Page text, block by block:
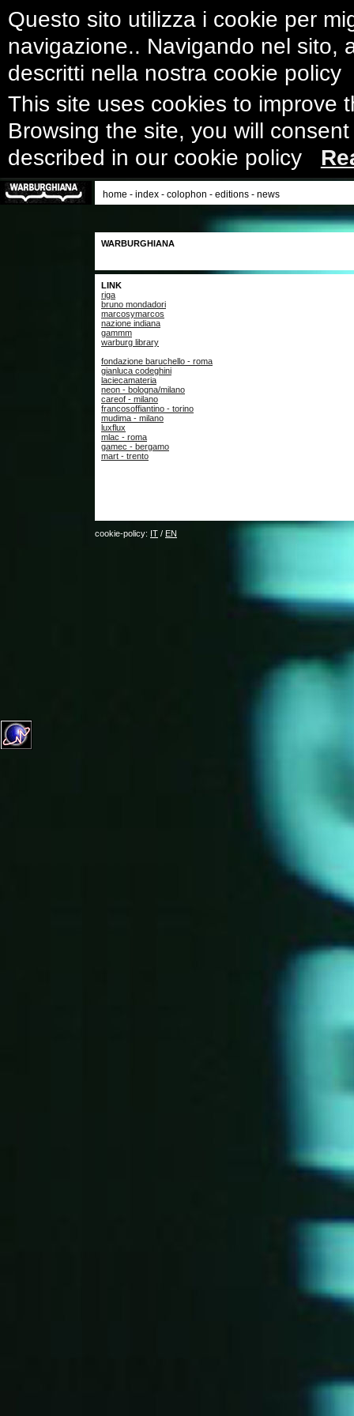
Questo sito utilizza i cookie per
navigazione.. Navigando nel sito,
descritti nella nostra cookie
This site uses cookies to improve
Browsing the site, you will
described in our cookie policy
home - index - colophon - editions - news
WARBURGHIANA
LINK
riga
bruno mondadori
marcosymarcos
nazione indiana
gammm
warburg library
fondazione baruchello - roma
gianluca codeghini
laciecamateria
neon - bologna/milano
careof - milano
francosoffiantino - torino
mudima - milano
luxflux
mlac - roma
gamec - bergamo
mart - trento
cookie-policy: IT / EN